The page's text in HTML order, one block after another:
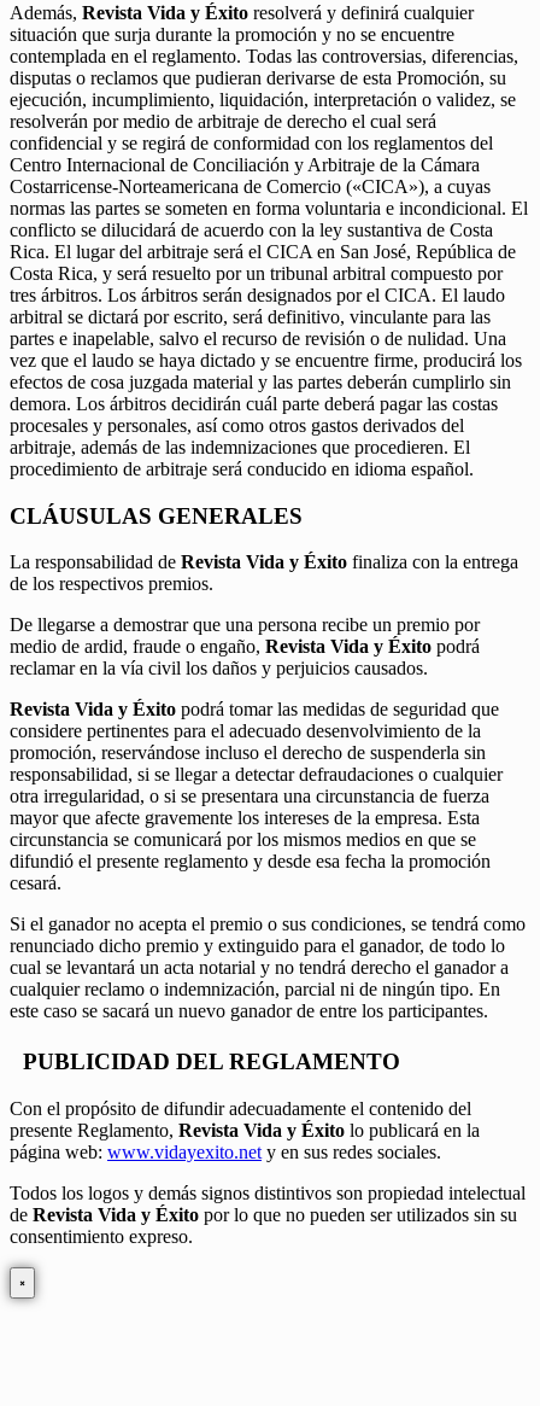
Además, Revista Vida y Éxito resolverá y definirá cualquier
situación que surja durante la promoción y no se encuentre
contemplada en el reglamento. Todas las controversias, diferencias,
disputas o reclamos que pudieran derivarse de esta Promoción, su
ejecución, incumplimiento, liquidación, interpretación o validez, se
resolverán por medio de arbitraje de derecho el cual será
confidencial y se regirá de conformidad con los reglamentos del
Centro Internacional de Conciliación y Arbitraje de la Cámara
Costarricense-Norteamericana de Comercio («CICA»), a cuyas
normas las partes se someten en forma voluntaria e incondicional. El
conflicto se dilucidará de acuerdo con la ley sustantiva de Costa
Rica. El lugar del arbitraje será el CICA en San José, República de
Costa Rica, y será resuelto por un tribunal arbitral compuesto por
tres árbitros. Los árbitros serán designados por el CICA. El laudo
arbitral se dictará por escrito, será definitivo, vinculante para las
partes e inapelable, salvo el recurso de revisión o de nulidad. Una
vez que el laudo se haya dictado y se encuentre firme, producirá los
efectos de cosa juzgada material y las partes deberán cumplirlo sin
demora. Los árbitros decidirán cuál parte deberá pagar las costas
procesales y personales, así como otros gastos derivados del
arbitraje, además de las indemnizaciones que procedieren. El
procedimiento de arbitraje será conducido en idioma español.
CLÁUSULAS GENERALES
La responsabilidad de Revista Vida y Éxito finaliza con la entrega
de los respectivos premios.
De llegarse a demostrar que una persona recibe un premio por
medio de ardid, fraude o engaño, Revista Vida y Éxito podrá
reclamar en la vía civil los daños y perjuicios causados.
Revista Vida y Éxito podrá tomar las medidas de seguridad que
considere pertinentes para el adecuado desenvolvimiento de la
promoción, reservándose incluso el derecho de suspenderla sin
responsabilidad, si se llegar a detectar defraudaciones o cualquier
otra irregularidad, o si se presentara una circunstancia de fuerza
mayor que afecte gravemente los intereses de la empresa. Esta
circunstancia se comunicará por los mismos medios en que se
difundió el presente reglamento y desde esa fecha la promoción
cesará.
Si el ganador no acepta el premio o sus condiciones, se tendrá como
renunciado dicho premio y extinguido para el ganador, de todo lo
cual se levantará un acta notarial y no tendrá derecho el ganador a
cualquier reclamo o indemnización, parcial ni de ningún tipo. En
este caso se sacará un nuevo ganador de entre los participantes.
PUBLICIDAD DEL REGLAMENTO
Con el propósito de difundir adecuadamente el contenido del
presente Reglamento, Revista Vida y Éxito lo publicará en la
página web: www.vidayexito.net y en sus redes sociales.
Todos los logos y demás signos distintivos son propiedad intelectual
de Revista Vida y Éxito por lo que no pueden ser utilizados sin su
consentimiento expreso.
×